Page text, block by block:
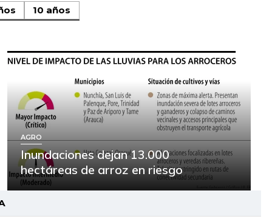
10 años
AGRO
Inundaciones dejan 13.000
hectáreas de arroz en riesgo